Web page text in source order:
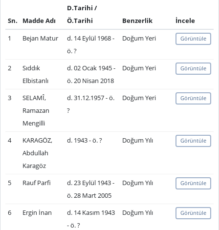
Sn. Madde Adı
D.Tarihi /
Ö.Tarihi
Benzerlik
İncele
1
Bejan Matur
d. 14 Eylül 1968 -
ö. ?
Doğum Yeri Görüntüle
2
Sıddık
Elbistanlı
d. 02 Ocak 1945 -
ö. 20 Nisan 2018
Doğum Yeri Görüntüle
3
SELAMÎ,
Ramazan
Mengilli
d. 31.12.1957 - ö.
?
Doğum Yeri Görüntüle
4
KARAGÖZ,
Abdullah
Karagöz
d. 1943 - ö. ? Doğum Yılı Görüntüle
5 Rauf Parfi
d. 23 Eylül 1943 -
ö. 28 Mart 2005
Doğum Yılı Görüntüle
6 Ergin İnan
d. 14 Kasım 1943
- ö. ?
Doğum Yılı Görüntüle